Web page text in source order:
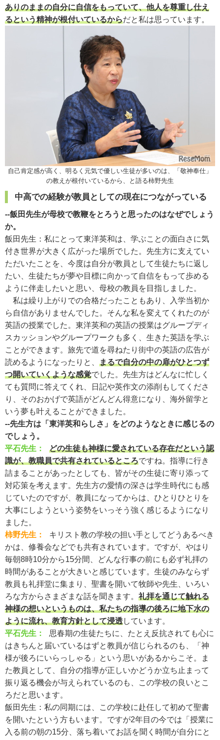
ありのままの自分に自信をもっていて、他人を尊重し仕え
るという精神が根付いているからだと私は思っています。
自己肯定感が高く、明るく元気で優しい生徒が多いのは、「敬神奉仕」
の教えが根付いているから、と語る柿野先生
中高での経験が教員としての現在につながっている
--飯田先生が母校で教鞭をとろうと思ったのはなぜでしょう
か。
飯田先生： 私にとって東洋英和は、学ぶことの面白さに気
付き世界が大きく広がった場所でした。先生方に支えてい
ただいたことを、今度は自分が教員として生徒たちに返し
たい、生徒たちが夢や目標に向かって自信をもって歩める
ように伴走したいと思い、母校の教員を目指しました。
私は繰り上がりでの合格だったこともあり、入学当初か
ら自信がありませんでした。そんな私を変えてくれたのが
英語の授業でした。東洋英和の英語の授業はグループディ
スカッションやグループワークも多く、生きた英語を学ぶ
ことができます。旅先で道を尋ねたり街中の英語の広告が
読めるようになったりと、 まるで自分の中の扉がひとつず
つ開いていくような感覚でした。先生方はどんなに忙しく
ても質問に答えてくれ、日記や英作文の添削もしてくださ
り、そのおかげで英語がどんどん得意になり、海外留学と
いう夢も叶えることができました。
--先生方は「東洋英和らしさ」をどのようなときに感じるの
でしょう。
平石先生：
どの生徒も神様に愛されている存在だという認
識が、教職員で共有されているところですね。指導に行き
詰まることがあったとしても、皆がその生徒に寄り添って
対応策を考えます。先生方の愛情の深さは学生時代にも感
じていたのですが、教員になってからは、ひとりひとりを
大事にしようという姿勢をいっそう強く感じるようになり
ました。
柿野先生：
キリスト教の学校の担い手としてどうあるべき
かは、修養会などでも共有されています。ですが、やはり
毎朝8時10分から15分間、どんな行事の前にも必ず礼拝の
時間があることが大きいと感じています。生徒のみならず
教員も礼拝堂に集まり、聖書を開いて牧師や先生、いろい
ろな方からさまざまな話を聞きます。 礼拝を通じて触れる
神様の想いというものは、私たちの指導の後ろに地下水の
ように流れ、教育方針として浸透しています。
平石先生：
思春期の生徒たちに、たとえ反抗されても心に
はきちんと届いているはずと教員が信じられるのも、「神
様が後ろにいらっしゃる」という思いがあるからこそ。ま
た教員として、自分の指導が正しいかどうか立ち止まって
振り返る機会が与えられているのも、この学校の良いとこ
ろだと思います。
飯田先生： 私の同期には、この学校に赴任して初めて聖書
を開いたという方もいます。ですが2年目の今では「授業に
入る前の朝の15分、落ち着いてお話を聞く時間が自分にと